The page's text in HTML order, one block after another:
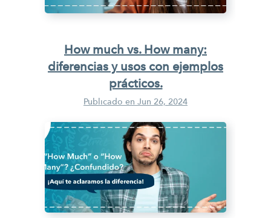
How much vs. How many:
diferencias y usos con ejemplos
prácticos.
Publicado en Jun 26, 2024